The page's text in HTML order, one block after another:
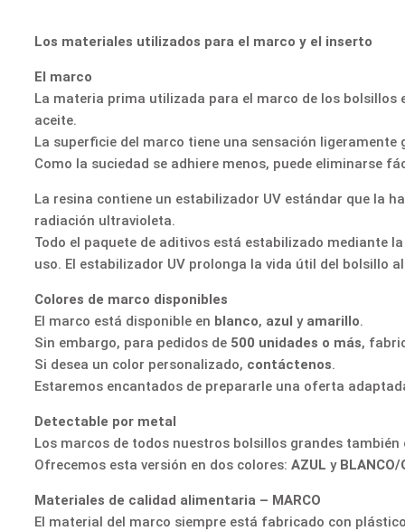
Los materiales utilizados para el marco y el inserto
El marco
La materia prima utilizada para el marco de los
aceite.
La superficie del marco tiene una sensación
Como la suciedad se adhiere menos, puede eliminarse
La resina contiene un estabilizador UV estándar que la
radiación ultravioleta.
Todo el paquete de aditivos está estabilizado mediante
uso. El estabilizador UV prolonga la vida útil del bolsillo
Colores de marco disponibles
El marco está disponible en blanco, azul y amarillo.
Sin embargo, para pedidos de 500 unidades o más,
Si desea un color personalizado, contáctenos.
Estaremos encantados de prepararle una oferta
Detectable por metal
Los marcos de todos nuestros bolsillos grandes
Ofrecemos esta versión en dos colores: AZUL y BLANCO/
Materiales de calidad alimentaria – MARCO
El material del marco siempre está fabricado con